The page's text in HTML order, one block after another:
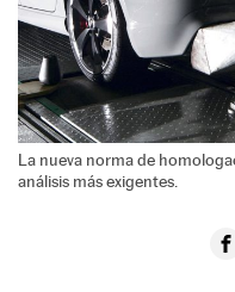
La nueva norma de
análisis más exigentes.